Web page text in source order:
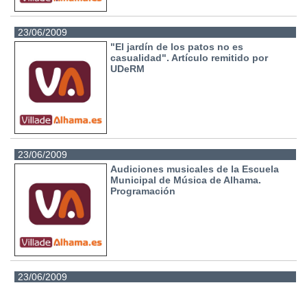
23/06/2009
"El jardín de los patos no es
casualidad". Artículo remitido por
UDeRM
23/06/2009
Audiciones musicales de la Escuela
Municipal de Música de Alhama.
Programación
23/06/2009